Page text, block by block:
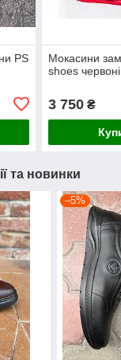
PS
Мокасини
shoes
3 750₴
та новинки
–5%